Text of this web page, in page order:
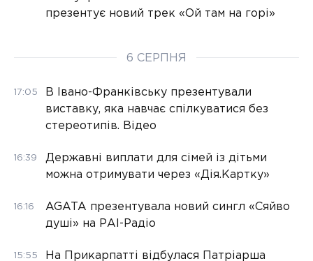
презентує новий трек «Ой там на горі»
6 СЕРПНЯ
17:05
В Івано-Франківську презентували
виставку, яка навчає спілкуватися без
стереотипів. Відео
16:39
Державні виплати для сімей із дітьми
можна отримувати через «Дія.Картку»
16:16
AGATA презентувала новий сингл «Сяйво
душі» на РАІ-Радіо
15:55
На Прикарпатті відбулася Патріарша